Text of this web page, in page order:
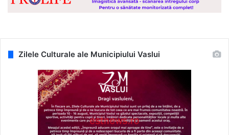
Zilele Culturale ale Municipiului Vaslui